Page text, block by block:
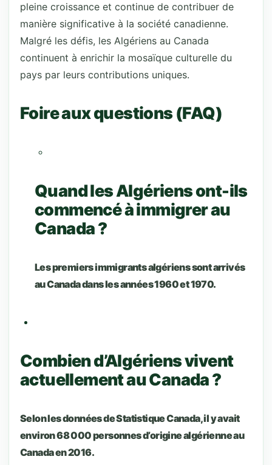
pleine croissance et continue de contribuer de
manière significative à la société canadienne.
Malgré les défis, les Algériens au Canada
continuent à enrichir la mosaïque culturelle du
pays par leurs contributions uniques.
Foire aux questions (FAQ)
Quand les Algériens ont-ils
commencé à immigrer au
Canada ?
Les premiers immigrants algériens sont arrivés
au Canada dans les années 1960 et 1970.
Combien d’Algériens vivent
actuellement au Canada ?
Selon les données de Statistique Canada, il y avait
environ 68 000 personnes d’origine algérienne au
Canada en 2016.